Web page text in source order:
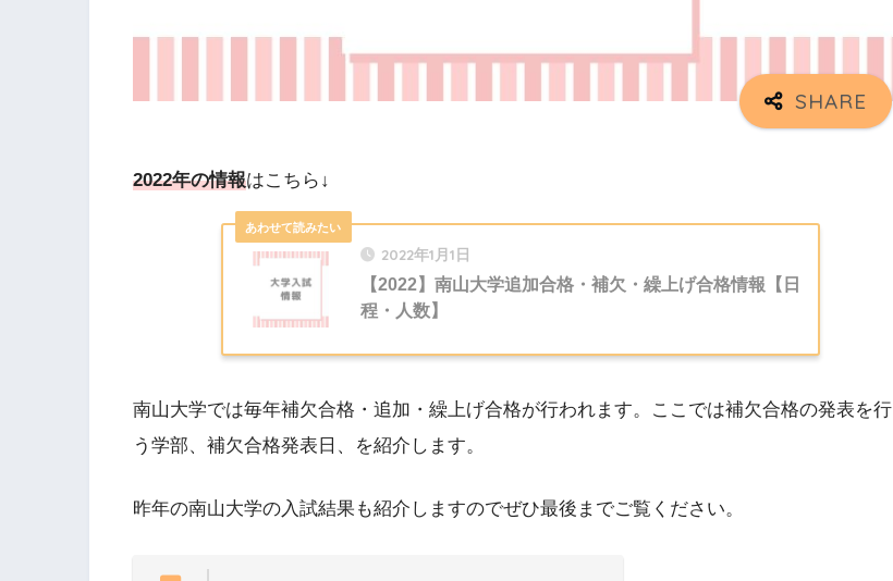
2022年の情報はこちら↓
2022年1月1日
【2022】南山大学追加合格・補欠・繰上げ合格情報【日
程・人数】
南山大学では毎年補欠合格・追加・繰上げ合格が行われます。ここでは補欠合格の発表を行
う学部、補欠合格発表日、を紹介します。
昨年の南山大学の入試結果も紹介しますのでぜひ最後までご覧ください。